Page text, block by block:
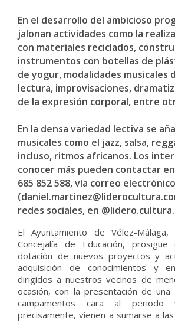
En el desarrollo del ambicioso
jalonan actividades como la
con materiales reciclados,
instrumentos con botellas de
de yogur, modalidades musicales
lectura, improvisaciones,
de la expresión corporal, entre
En la densa variedad lectiva se
musicales como el jazz, salsa,
incluso, ritmos africanos. Los
conocer más pueden contactar
685 852 588, vía correo electrónico
redes sociales, en @lidero.cultura.
El Ayuntamiento de Vélez-
Concejalía de Educación,
dotación de nuevos proyectos y
adquisición de conocimientos y
dirigidos a nuestros vecinos de
ocasión, con la presentación de una
campamentos cara al periodo
precisamente, vienen a sumarse a